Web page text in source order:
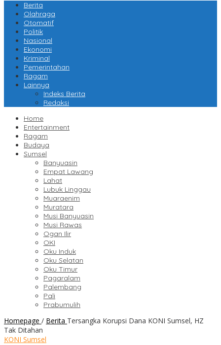
Berita
Olahraga
Otomatif
Politik
Nasional
Ekonomi
Kriminal
Pemerintahan
Ragam
Lainnya
Indeks Berita
Redaksi
Home
Entertainment
Ragam
Budaya
Sumsel
Banyuasin
Empat Lawang
Lahat
Lubuk Linggau
Muaraenim
Muratara
Musi Banyuasin
Musi Rawas
Ogan Ilir
OKI
Oku Induk
Oku Selatan
Oku Timur
Pagaralam
Palembang
Pali
Prabumulih
Homepage / Berita Tersangka Korupsi Dana KONI Sumsel, HZ
Tak Ditahan
KONI Sumsel